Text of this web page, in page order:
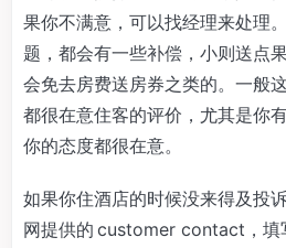
果你不满意，可以找经理来处理
题，都会有一些补偿，小则送点
会免去房费送房券之类的。一般
都很在意住客的评价，尤其是你
你的态度都很在意。
如果你住酒店的时候没来得及投
网提供的 customer contact，填